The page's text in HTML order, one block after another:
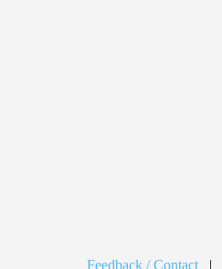
Feedback / Contact |